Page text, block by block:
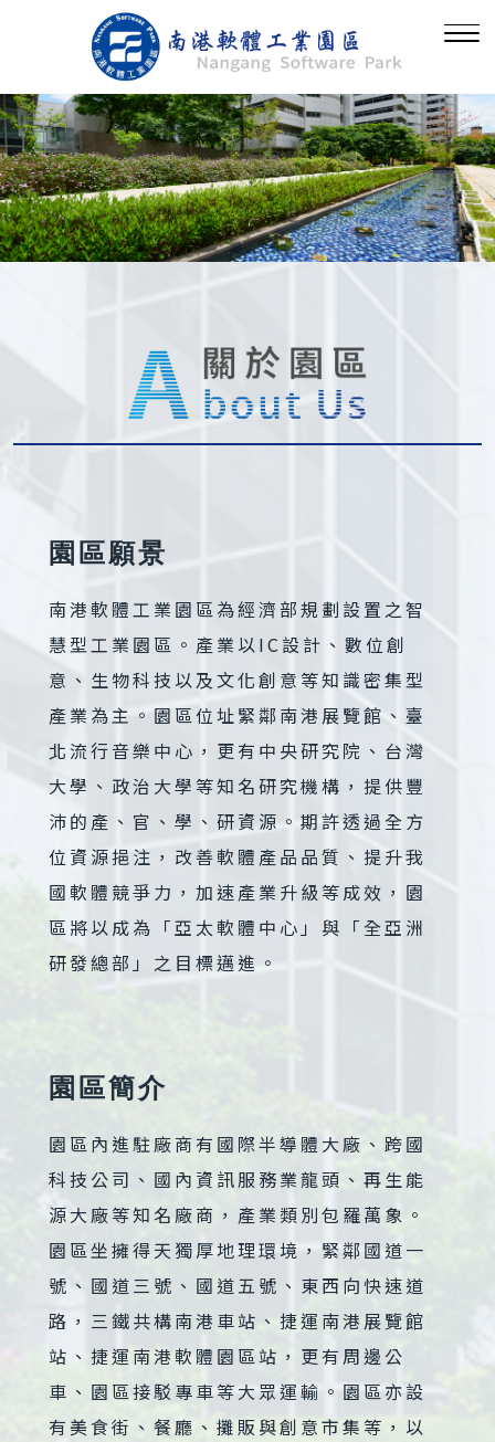
園區願景
南港軟體工業園區為經濟部規劃設置之智
慧型工業園區。產業以IC設計、數位創
意、生物科技以及文化創意等知識密集型
產業為主。園區位址緊鄰南港展覽館、臺
北流行音樂中心，更有中央研究院、台灣
大學、政治大學等知名研究機構，提供豐
沛的產、官、學、研資源。期許透過全方
位資源挹注，改善軟體產品品質、提升我
國軟體競爭力，加速產業升級等成效，園
區將以成為「亞太軟體中心」與「全亞洲
研發總部」之目標邁進。
園區簡介
園區內進駐廠商有國際半導體大廠、跨國
科技公司、國內資訊服務業龍頭、再生能
源大廠等知名廠商，產業類別包羅萬象。
園區坐擁得天獨厚地理環境，緊鄰國道一
號、國道三號、國道五號、東西向快速道
路，三鐵共構南港車站、捷運南港展覽館
站、捷運南港軟體園區站，更有周邊公
車、園區接駁專車等大眾運輸。園區亦設
有美食街、餐廳、攤販與創意市集等，以